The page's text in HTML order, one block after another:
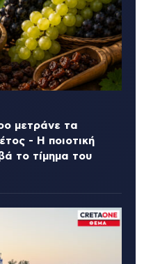
μετράνε τα
- Η ποιοτική
το τίμημα του